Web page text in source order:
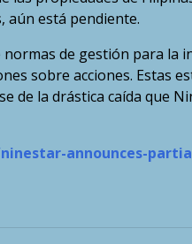
aún está pendiente.
de gestión para la
sobre acciones. Estas
de la drástica caída que
announces-